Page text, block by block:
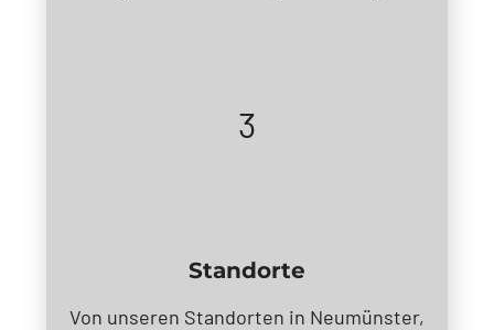
3
Standorte
Von unseren Standorten in Neumünster,